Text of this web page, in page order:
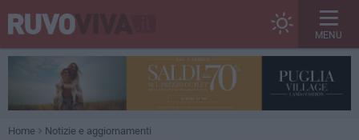
MENU
Home Notizie e aggiornamenti